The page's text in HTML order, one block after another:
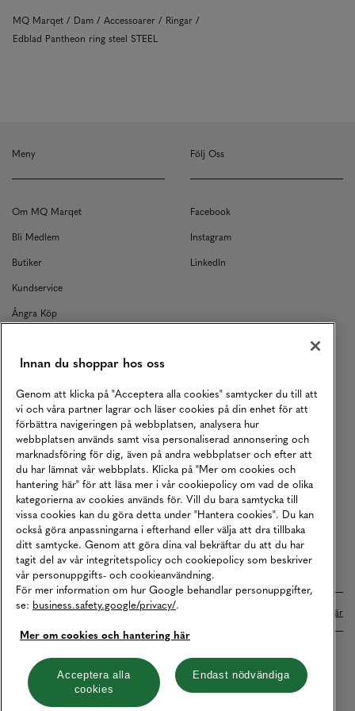
MQ Marqet Dam Accessoarer
Ringar
Edblad Pantheon ring steel STEEL
Meny
Om MQ Marqet
Bli Medlem
Butiker
Kundservice
Ångra Köp
Returer
Köpvillkor
Karriär
Vårt Ansvar
Våra Tjänster
Press
Studentrabatt
B2B
Tillgänglighetsredogörelse
Följ Oss
Facebook
Instagram
LinkedIn
Betalningar online sköts i samarbete med Klarna. Läs mer här
Cookies Integritetspolicy
Hantera cookies
Innan du shoppar hos oss
Genom att klicka på "Acceptera alla cookies" samtycker du till att
vi och våra partner lagrar och läser cookies på din enhet för att
förbättra navigeringen på webbplatsen, analysera hur
webbplatsen används samt visa personaliserad annonsering och
marknadsföring för dig, även på andra webbplatser och efter att
du har lämnat vår webbplats. Klicka på "Mer om cookies och
hantering här" för att läsa mer i vår cookiepolicy om vad de olika
kategorierna av cookies används för. Vill du bara samtycka till
vissa cookies kan du göra detta under "Hantera cookies". Du kan
också göra anpassningarna i efterhand eller välja att dra tillbaka
ditt samtycke. Genom att göra dina val bekräftar du att du har
tagit del av vår integritetspolicy och cookiepolicy som beskriver
vår personuppgifts- och cookieanvändning.
För mer information om hur Google behandlar personuppgifter,
se: business.safety.google/privacy/.
Mer om cookies och hantering här
Acceptera alla
cookies
Endast nödvändiga